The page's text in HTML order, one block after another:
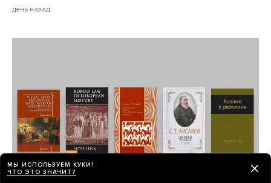
день назад
МЫ ИСПОЛЬЗУЕМ КУКИ!
ЧТО ЭТО ЗНАЧИТ?